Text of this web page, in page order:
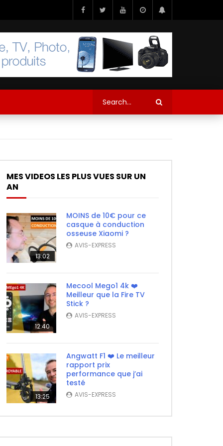
MES VIDEOS LES PLUS VUES SUR UN
AN
13:02
MOINS de 10€ pour ce
casque à conduction
osseuse Xiaomi ?
AVIS-EXPRESS
12:40
Mecool Mego1 4k ❤️
Meilleur que la Fire TV
Stick ?
AVIS-EXPRESS
13:25
Angwatt F1 ❤️ Le meilleur
rapport prix
performance que j’ai
testé
AVIS-EXPRESS